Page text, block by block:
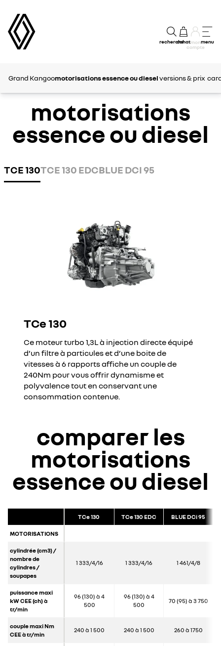
rechercheachatmon
compte
menu
Grand Kangoomotorisations essence ou dieselversions & prix
motorisations
essence ou diesel
TCE 130TCE 130 EDCBLUE DCI 95
TCe 130
Ce moteur turbo 1,3L à injection directe équipé
d’un filtre à particules et d’une boite de
vitesses à 6 rapports affiche un couple de
240Nm pour vous offrir dynamisme et
polyvalence tout en conservant une
consommation contenue.
comparer les
motorisations
essence ou diesel
TCe 130 TCe 130 EDC BLUE DCi 95
MOTORISATIONS
cylindrée (cm3) /
nombre de
cylindres /
soupapes
1 333/4/16 1 333/4/16 1 461/4/8
puissance maxi
kW CEE (ch) à
tr/min
96 (130) à 4
500
96 (130) à 4
500
70 (95) à 3 750
couple maxi Nm
CEE à tr/min
240 à 1 500 240 à 1 500 260 à 1750